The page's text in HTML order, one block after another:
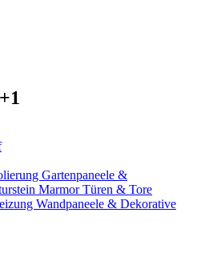
Gartenpaneele &
MarmorTüren & Tore
Wandpaneele & Dekorative